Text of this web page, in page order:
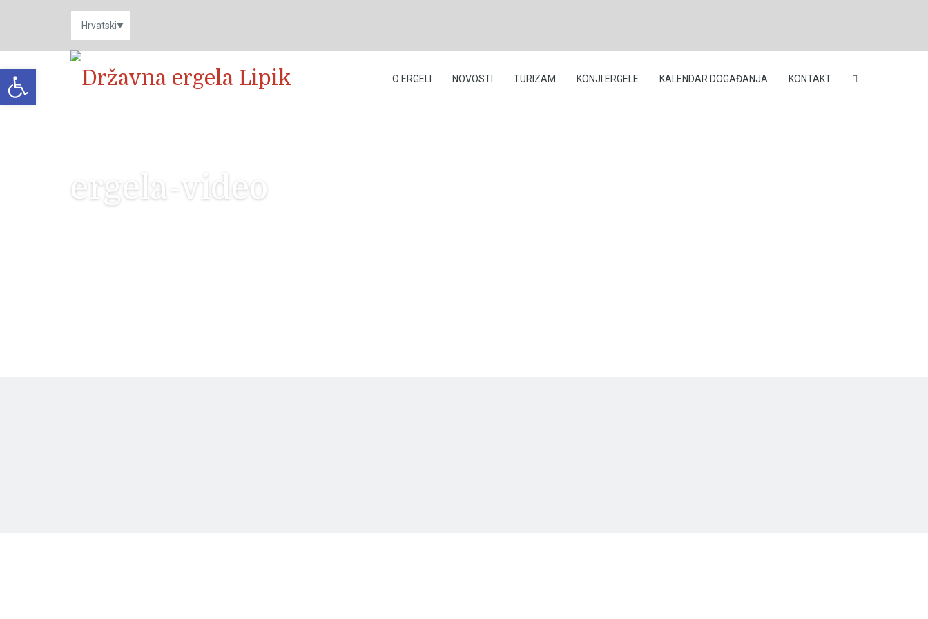
O ERGELI NOVOSTI TURIZAM KONJI ERGELE KALENDAR DOGAĐANJA KONTAKT
ergela-video
Open toolbar